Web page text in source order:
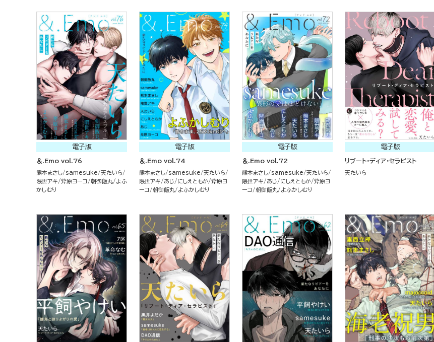
電子版
＆.Emo vol.76
熊本まさし samesuke
天たいら
隈世アキ
斧原ヨーコ 朝御飯丸
よふ
かしむり
電子版
＆.Emo vol.74
熊本まさし samesuke
天たいら
隈世アキ
あじ にしえともか
斧原ヨ
ーコ
朝御飯丸 よふかしむり
電子版
＆.Emo vol.72
熊本まさし samesuke
天たいら
隈世アキ
あじ にしえともか
斧原ヨ
ーコ
朝御飯丸 よふかしむり
電子版
リブート・ディア・セラピスト
天たいら